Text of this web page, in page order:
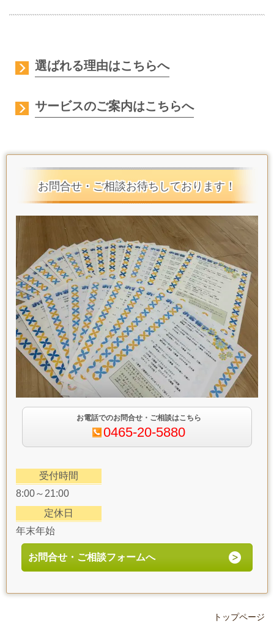
選ばれる理由はこちらへ
サービスのご案内はこちらへ
お問合せ・ご相談お待ちしております！
お電話でのお問合せ・ご相談はこちら
0465-20-5880
受付時間
8:00～21:00
定休日
年末年始
お問合せ・ご相談フォームへ
トップページ